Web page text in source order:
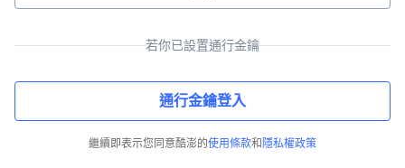
若你已設置通行金鑰
通行金鑰登入
繼續即表示您同意酷澎的使用條款和 隱私權政策